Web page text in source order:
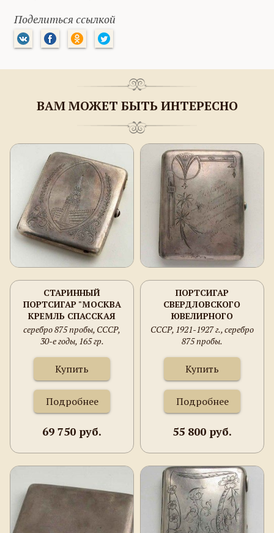
Поделиться ссылкой
ВАМ МОЖЕТ БЫТЬ ИНТЕРЕСНО
СТАРИННЫЙ
ПОРТСИГАР "МОСКВА
КРЕМЛЬ СПАССКАЯ
БАШНЯ"
серебро 875 пробы, СССР,
30-е годы, 165 гр.
Купить
Подробнее
69 750 руб.
ПОРТСИГАР
СВЕРДЛОВСКОГО
ЮВЕЛИРНОГО
ТОВАРИЩЕСТВА
СССР, 1921-1927 г., серебро
875 пробы.
Купить
Подробнее
55 800 руб.